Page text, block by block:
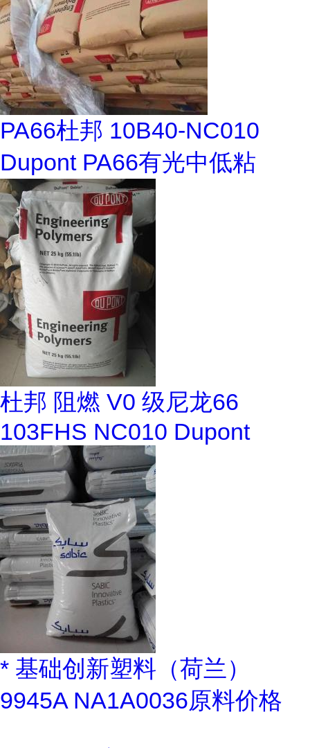
PA66杜邦 10B40-NC010
Dupont PA66有光中低粘
杜邦 阻燃 V0 级尼龙66
103FHS NC010 Dupont
* 基础创新塑料（荷兰）
9945A NA1A0036原料价格